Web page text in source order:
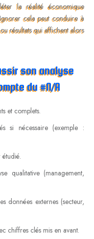
la réalité économique
cela peut conduire à
résultats qui affichent alors
son analyse
du #N/A
et complets.
si nécessaire (exemple :
qualitative (management,
données externes (secteur,
chiffres clés mis en avant.